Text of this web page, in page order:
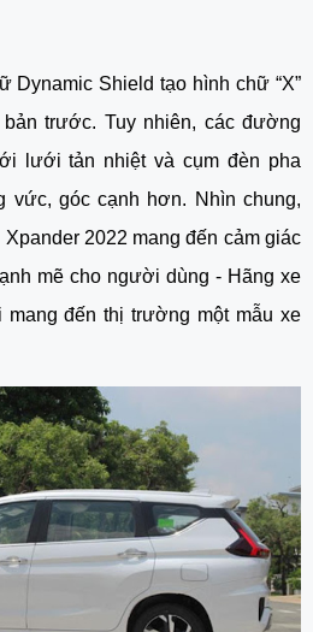
Dynamic Shield tạo hình chữ “X”
trước. Tuy nhiên, các đường
lưới tản nhiệt và cụm đèn pha
vức, góc cạnh hơn. Nhìn chung,
Xpander 2022 mang đến cảm giác
mẽ cho người dùng - Hãng xe
mang đến thị trường một mẫu xe